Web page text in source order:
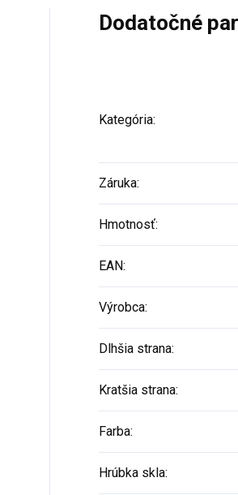
Dodatočné
Kategória:
Záruka:
Hmotnosť:
EAN:
Výrobca:
Dlhšia strana:
Kratšia strana:
Farba:
Hrúbka skla: